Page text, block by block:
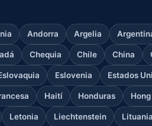
Andorra Argelia
Chequia Chile China
Eslovenia Estados
Haití Honduras
Letonia Liechtenstein Lituania